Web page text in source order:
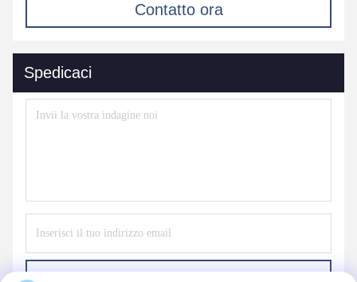
Contatto ora
Spedicaci